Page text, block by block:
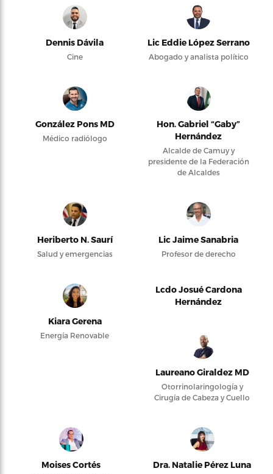
Dennis Dávila
Cine
Lic Eddie López Serrano
Abogado y analista político
González Pons MD
Médico radiólogo
Hon. Gabriel “Gaby”
Hernández
Alcalde de Camuy y
presidente de la Federación
de Alcaldes
Heriberto N. Saurí
Salud y emergencias
Lic Jaime Sanabria
Profesor de derecho
Kiara Gerena
Energía Renovable
Lcdo Josué Cardona
Hernández
Laureano Giraldez MD
Otorrinolaringología y
Cirugía de Cabeza y Cuello
Moises Cortés Dra. Natalie Pérez Luna